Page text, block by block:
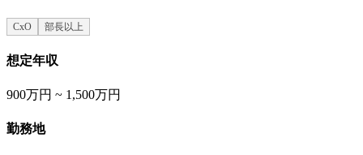
CxO 部長以上
想定年収
900万円 ~ 1,500万円
勤務地